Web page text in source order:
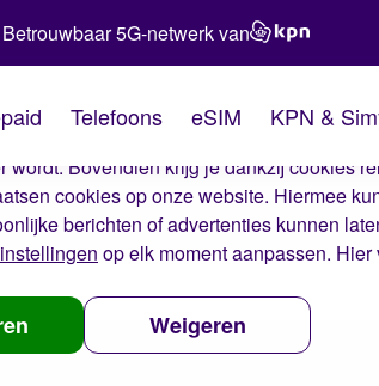
van Simyo
op onze website. Met deze cookies
wordt. Bovendien krijg je dankzij cookies
cookies op onze website. Hiermee
berichten of advertenties kunnen
op elk moment aanpassen.
Weigeren
Betrouwbaar 5G-netwerk van
Telefoons eSIM KPN &